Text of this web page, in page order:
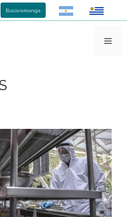
Bucaramanga